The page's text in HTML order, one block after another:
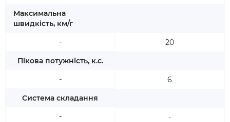
Максимальна
швидкість, км/г
-
Пікова потужність, к.с.
-
Система складання
-
20
6
-